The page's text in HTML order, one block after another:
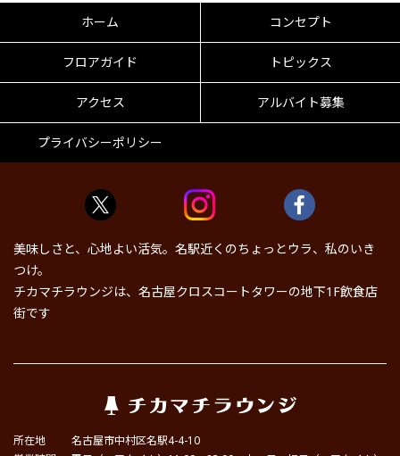
ホーム コンセプト
フロアガイド トピックス
アクセス アルバイト募集
プライバシーポリシー
美味しさと、心地よい活気。名駅近くのちょっとウラ、私のいき
つけ。
チカマチラウンジは、名古屋クロスコートタワーの地下1F飲食店
街です
所在地
名古屋市中村区名駅4-4-10